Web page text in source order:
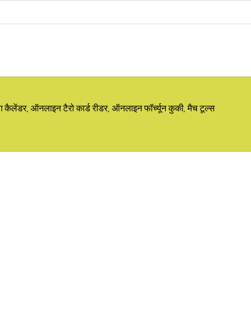
ऑनलाइन टैरो कार्ड रीडर, ऑनलाइन फॉर्च्यून कुकी, मैच टूल्स